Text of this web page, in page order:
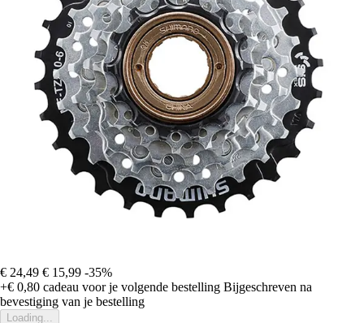
€ 24,49 € 15,99 -35%
+€ 0,80 cadeau voor je volgende bestelling Bijgeschreven na
bevestiging van je bestelling
Loading...